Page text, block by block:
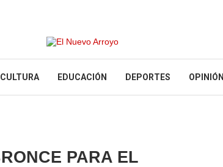
CULTURA EDUCACIÓN DEPORTES OPINIÓN
PARA EL